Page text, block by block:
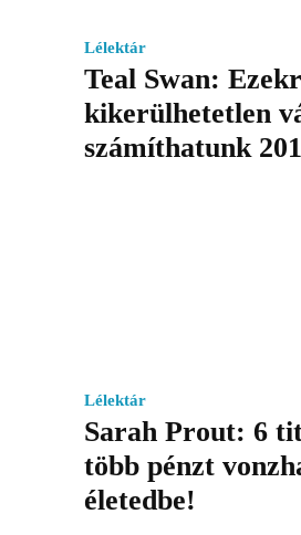
Lélektár
Teal Swan:
kikerülhetetlen
számíthatunk
Lélektár
Sarah Prout: 6
több pénzt
életedbe!